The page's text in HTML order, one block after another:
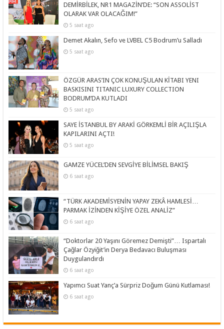
DEMİRBİLEK, NR1 MAGAZİN’DE: “SON ASSOLİST
OLARAK VAR OLACAĞIM!”
5 saat ago
Demet Akalın, Sefo ve LVBEL C5 Bodrum’u Salladı
5 saat ago
ÖZGÜR ARAS’IN ÇOK KONUŞULAN KİTABI YENI
BASKISINI TITANIC LUXURY COLLECTION
BODRUM’DA KUTLADI
5 saat ago
SAYE İSTANBUL BY ARAKİ GÖRKEMLİ BİR AÇILIŞLA
KAPILARINI AÇTI!
5 saat ago
GAMZE YÜCEL’DEN SEVGİYE BİLİMSEL BAKIŞ
6 saat ago
“TÜRK AKADEMİSYENİN YAPAY ZEKÂ HAMLESİ…
PARMAK İZİNDEN KİŞİYE ÖZEL ANALİZ”
6 saat ago
“Doktorlar 20 Yaşını Göremez Demişti”… Ispartalı
Çağlar Özyiğit’in Derya Bedavacı Buluşması
Duygulandırdı
6 saat ago
Yapımcı Suat Yanç’a Sürpriz Doğum Günü Kutlaması!
6 saat ago